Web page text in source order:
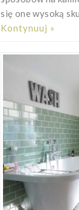
się one wysoką
Kontynuuj »